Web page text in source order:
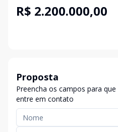
R$ 2.200.000,00
Proposta
Preencha os campos para
entre em contato